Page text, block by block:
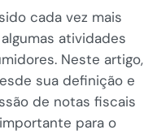
cada vez mais
atividades
Neste artigo,
sua definição e
de notas fiscais
para o